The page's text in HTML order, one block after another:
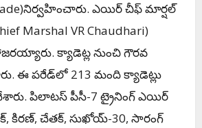
ఎయిర్‌ చీఫ్‌ మార్షల్‌
Marshal VR Chaudhari)
క్యాడెట్ల నుంచి గౌరవ
ఈ పరేడ్‌లో 213 మంది క్యాడెట్లు
పిలాటస్‌ పీసీ-7 ట్రైనింగ్‌ ఎయిర్‌
కిరణ్‌, చేతక్‌, సుఖోయ్‌-30, సారంగ్‌